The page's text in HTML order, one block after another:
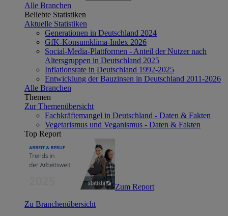
Alle Branchen
Beliebte Statistiken
Aktuelle Statistiken
Generationen in Deutschland 2024
GfK-Konsumklima-Index 2026
Social-Media-Plattformen - Anteil der Nutzer nach
Altersgruppen in Deutschland 2025
Inflationsrate in Deutschland 1992-2025
Entwicklung der Bauzinsen in Deutschland 2011-2026
Alle Branchen
Themen
Zur Themenübersicht
Fachkräftemangel in Deutschland - Daten & Fakten
Vegetarismus und Veganismus - Daten & Fakten
Top Report
Zum Report
Zu Branchenübersicht